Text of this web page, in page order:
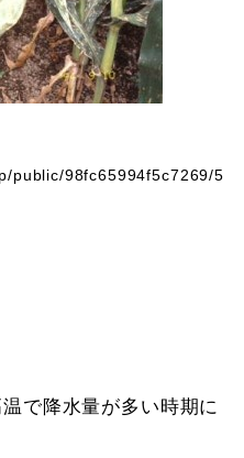
public/98fc65994f5c7269/5
で降水量が多い時期に